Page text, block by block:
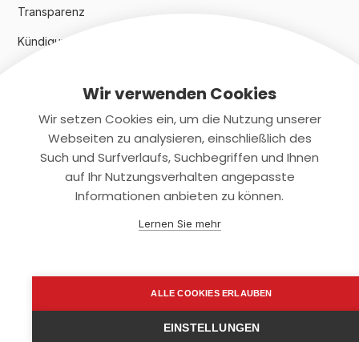
Transparenz
Kündigungsindex 2024
Rechtliches
Datenschutz
support@smartkuendigen.de
Wir verwenden Cookies
Wir setzen Cookies ein, um die Nutzung unserer
Webseiten zu analysieren, einschließlich des
Such und Surfverlaufs, Suchbegriffen und Ihnen
auf Ihr Nutzungsverhalten angepasste
Informationen anbieten zu können.
Lernen Sie mehr
ALLE COOKIES ERLAUBEN
EINSTELLUNGEN